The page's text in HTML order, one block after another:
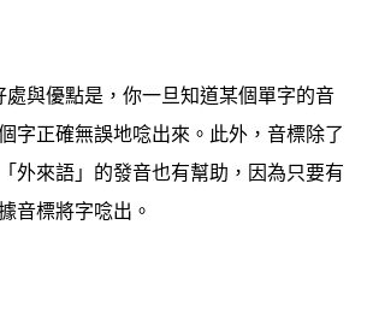
處與優點是，你一旦知道某個單字的音
字正確無誤地唸出來 。此外，音標除了
外來語」的發音也有幫助，因為只要有
音標將字唸出。